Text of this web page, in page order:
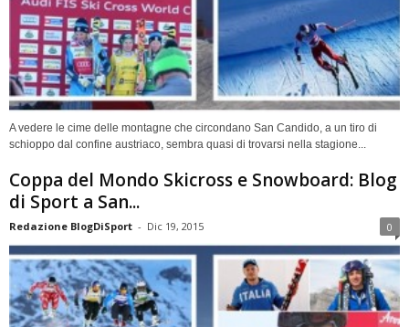
A vedere le cime delle montagne che circondano San Candido, a un tiro di
schioppo dal confine austriaco, sembra quasi di trovarsi nella stagione...
Coppa del Mondo Skicross e Snowboard: Blog
di Sport a San...
Redazione BlogDiSport - Dic 19, 2015 0